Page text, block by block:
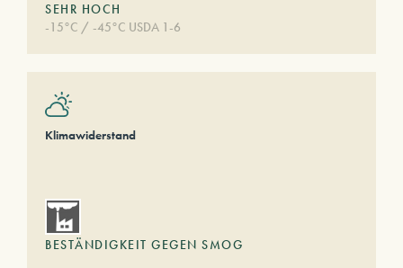
SEHR HOCH
-15°C / -45°C USDA 1-6
Klimawiderstand
BESTÄNDIGKEIT GEGEN SMOG